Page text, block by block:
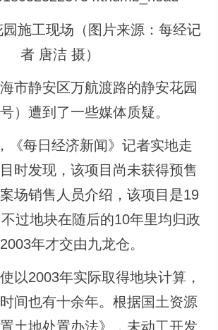
工现场（图片来源：每经记
者 唐洁 摄）
静安区万航渡路的静安花园
）遭到了一些媒体质疑。
每日经济新闻》记者实地走
时发现，该项目尚未获得预售
场销售人员介绍，该项目是19
过地块在随后的10年里均归政
年才交由九龙仓。
2003年实际取得地块计算，
间也有十余年。根据国土资源
土地处置办法》，未动工开发